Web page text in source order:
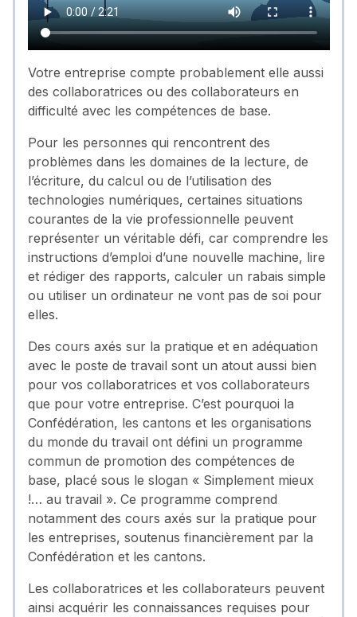
Votre entreprise compte probablement elle aussi
des collaboratrices ou des collaborateurs en
difficulté avec les compétences de base.
Pour les personnes qui rencontrent des
problèmes dans les domaines de la lecture, de
l’écriture, du calcul ou de l’utilisation des
technologies numériques, certaines situations
courantes de la vie professionnelle peuvent
représenter un véritable défi, car comprendre les
instructions d’emploi d’une nouvelle machine, lire
et rédiger des rapports, calculer un rabais simple
ou utiliser un ordinateur ne vont pas de soi pour
elles.
Des cours axés sur la pratique et en adéquation
avec le poste de travail sont un atout aussi bien
pour vos collaboratrices et vos collaborateurs
que pour votre entreprise. C’est pourquoi la
Confédération, les cantons et les organisations
du monde du travail ont défini un programme
commun de promotion des compétences de
base, placé sous le slogan « Simplement mieux
!… au travail ». Ce programme comprend
notamment des cours axés sur la pratique pour
les entreprises, soutenus financièrement par la
Confédération et les cantons.
Les collaboratrices et les collaborateurs peuvent
ainsi acquérir les connaissances requises pour